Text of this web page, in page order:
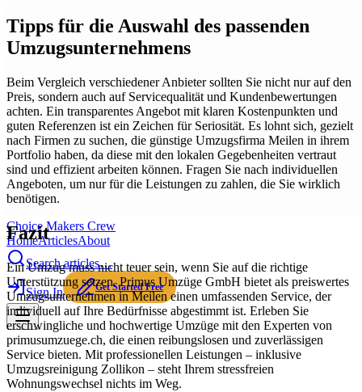
Choice Makers Crew
HomeArticlesAbout
Search articles…
Sign In Get Started Free
Tipps für die Auswahl des passenden
Umzugsunternehmens
Beim Vergleich verschiedener Anbieter sollten Sie nicht nur auf den
Preis, sondern auch auf Servicequalität und Kundenbewertungen
achten. Ein transparentes Angebot mit klaren Kostenpunkten und
guten Referenzen ist ein Zeichen für Seriosität. Es lohnt sich, gezielt
nach Firmen zu suchen, die günstige Umzugsfirma Meilen in ihrem
Portfolio haben, da diese mit den lokalen Gegebenheiten vertraut
sind und effizient arbeiten können. Fragen Sie nach individuellen
Angeboten, um nur für die Leistungen zu zahlen, die Sie wirklich
benötigen.
Fazit
Ein Umzug muss nicht teuer sein, wenn Sie auf die richtige
Unterstützung setzen. Primus Umzüge GmbH bietet als preiswertes
Umzugsunternehmen in Meilen einen umfassenden Service, der
individuell auf Ihre Bedürfnisse abgestimmt ist. Erleben Sie
erschwingliche und hochwertige Umzüge mit den Experten von
primusumzuege.ch, die einen reibungslosen und zuverlässigen
Service bieten. Mit professionellen Leistungen – inklusive
Umzugsreinigung Zollikon – steht Ihrem stressfreien
Wohnungswechsel nichts im Weg.